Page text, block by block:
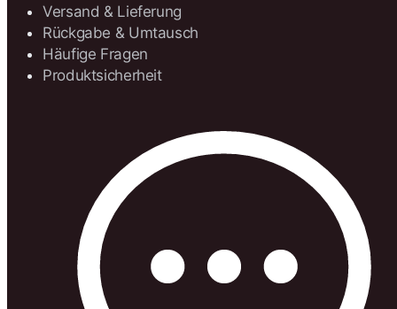
Versand & Lieferung
Rückgabe & Umtausch
Häufige Fragen
Produktsicherheit